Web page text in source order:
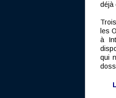
déjà
les
à
qui